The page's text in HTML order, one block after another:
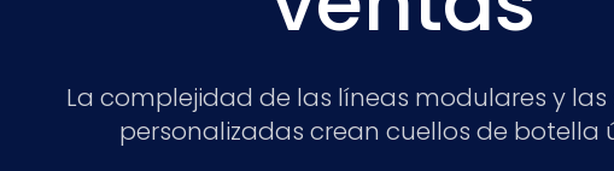
La complejidad de las líneas modulares y las
personalizadas crean cuellos de botella